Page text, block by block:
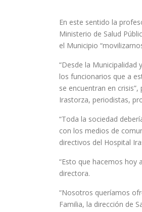
En este sentido la
Ministerio de Salud
el Municipio
“Desde la
los funcionarios que a
se encuentran en
Irastorza, periodistas,
“Toda la sociedad
con los medios de
directivos del Hospital
“Esto que hacemos hoy
directora.
“Nosotros queríamos
Familia, la dirección de